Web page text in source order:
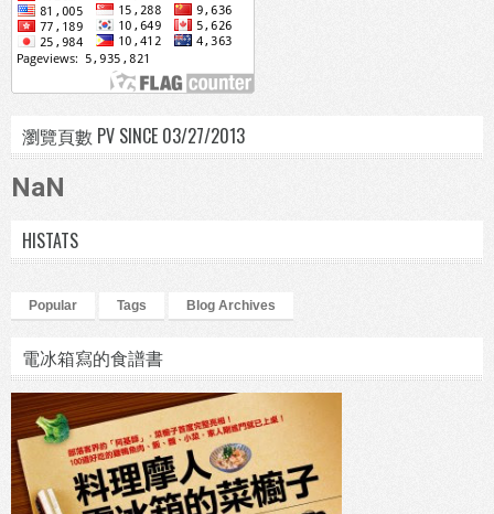
瀏覽頁數 PV SINCE 03/27/2013
NaN
HISTATS
Popular Tags Blog Archives
電冰箱寫的食譜書